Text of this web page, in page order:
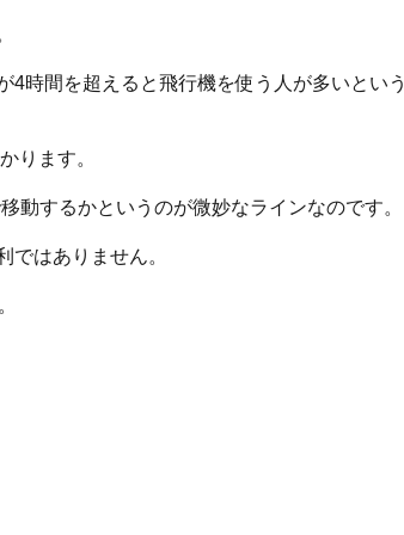
4時間を超えると飛行機を使う人が多いという
ります。
動するかというのが微妙なラインなのです。
ではありません。